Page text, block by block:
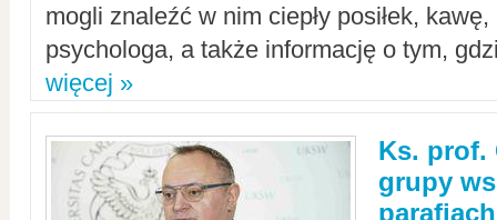
mogli znaleźć w nim ciepły posiłek,
psychologa, a także informację o tym,
więcej »
Ks. prof.
grupy
parafiach